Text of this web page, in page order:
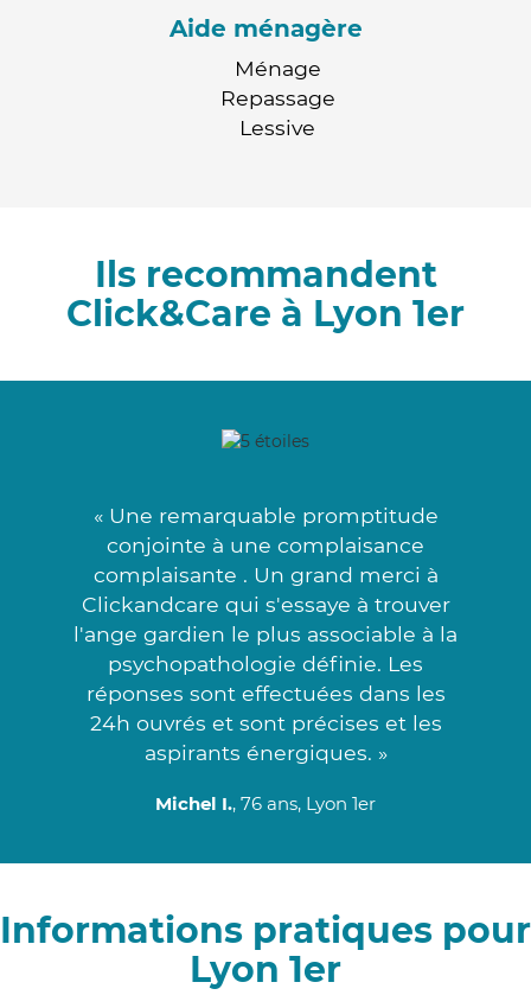
Aide ménagère
Ménage
Repassage
Lessive
Ils recommandent
Click&Care à Lyon 1er
« Une remarquable promptitude
conjointe à une complaisance
complaisante . Un grand merci à
Clickandcare qui s'essaye à trouver
l'ange gardien le plus associable à la
psychopathologie définie. Les
réponses sont effectuées dans les
24h ouvrés et sont précises et les
aspirants énergiques. »
Michel I., 76 ans, Lyon 1er
Informations pratiques pour
Lyon 1er